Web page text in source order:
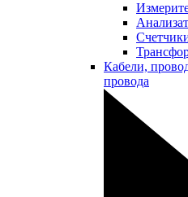
Кабели,
провода